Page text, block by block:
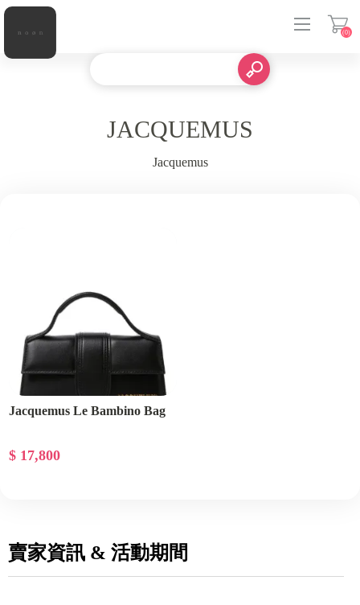
(0)
JACQUEMUS
Jacquemus
Jacquemus Le Bambino Bag
$ 17,800
賣家資訊 & 活動期間